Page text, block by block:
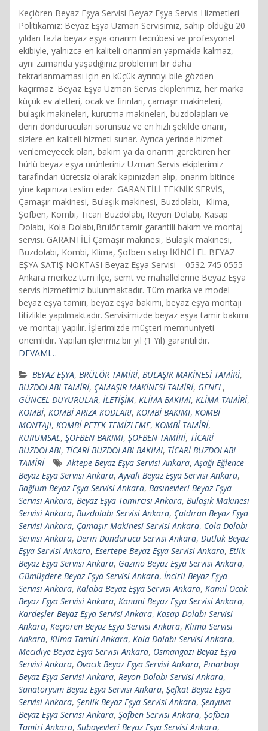
Keçiören Beyaz Eşya Servisi Beyaz Eşya Servis Hizmetleri
Politikamız: Beyaz Eşya Uzman Servisimiz, sahip olduğu 20
yıldan fazla beyaz eşya onarım tecrübesi ve profesyonel
ekibiyle, yalnızca en kaliteli onarımları yapmakla kalmaz,
aynı zamanda yaşadığınız problemin bir daha
tekrarlanmaması için en küçük ayrıntıyı bile gözden
kaçırmaz. Beyaz Eşya Uzman Servis ekiplerimiz, her marka
küçük ev aletleri, ocak ve fırınları, çamaşır makineleri,
bulaşık makineleri, kurutma makineleri, buzdolapları ve
derin dondurucuları sorunsuz ve en hızlı şekilde onarır,
sizlere en kaliteli hizmeti sunar. Ayrıca yerinde hizmet
verilemeyecek olan, bakım ya da onarım gerektiren her
hürlü beyaz eşya ürünleriniz Uzman Servis ekiplerimiz
tarafından ücretsiz olarak kapınızdan alıp, onarım bitince
yine kapınıza teslim eder. GARANTİLİ TEKNİK SERVİS,
Çamaşır makinesi, Bulaşık makinesi, Buzdolabı, Klima,
Şofben, Kombi, Ticari Buzdolabı, Reyon Dolabı, Kasap
Dolabı, Kola Dolabı,Brülör tamir garantili bakım ve montaj
servisi. GARANTİLİ Çamaşır makinesi, Bulaşık makinesi,
Buzdolabı, Kombi, Klima, Şofben satışı İKİNCİ EL BEYAZ
EŞYA SATIŞ NOKTASI Beyaz Eşya Servisi – 0532 745 0555
Ankara merkez tüm ilçe, semt ve mahallelerine Beyaz Eşya
servis hizmetimiz bulunmaktadır. Tüm marka ve model
beyaz eşya tamiri, beyaz eşya bakımı, beyaz eşya montajı
titizlikle yapılmaktadır. Servisimizde beyaz eşya tamir bakımı
ve montajı yapılır. İşlerimizde müşteri memnuniyeti
önemlidir. Yapılan işlerimiz bir yıl (1 Yıl) garantilidir.
DEVAMI…
BEYAZ EŞYA, BRÜLÖR TAMİRİ, BULAŞIK MAKİNESİ TAMİRİ,
BUZDOLABI TAMİRİ, ÇAMAŞIR MAKİNESİ TAMİRİ, GENEL,
GÜNCEL DUYURULAR, İLETİŞİM, KLİMA BAKIMI, KLİMA TAMİRİ,
KOMBİ, KOMBİ ARIZA KODLARI, KOMBİ BAKIMI, KOMBİ
MONTAJI, KOMBİ PETEK TEMİZLEME, KOMBİ TAMİRİ,
KURUMSAL, ŞOFBEN BAKIMI, ŞOFBEN TAMİRİ, TİCARİ
BUZDOLABI, TİCARİ BUZDOLABI BAKIMI, TİCARİ BUZDOLABI
TAMİRİ
Aktepe Beyaz Eşya Servisi Ankara,Aşağı Eğlence
Beyaz Eşya Servisi Ankara,Ayvalı Beyaz Eşya Servisi Ankara,
Bağlum Beyaz Eşya Servisi Ankara, Basınevleri Beyaz Eşya
Servisi Ankara, Beyaz Eşya Tamircisi Ankara, Bulaşık Makinesi
Servisi Ankara, Buzdolabı Servisi Ankara, Çaldıran Beyaz Eşya
Servisi Ankara, Çamaşır Makinesi Servisi Ankara, Cola Dolabı
Servisi Ankara, Derin Dondurucu Servisi Ankara, Dutluk Beyaz
Eşya Servisi Ankara, Esertepe Beyaz Eşya Servisi Ankara, Etlik
Beyaz Eşya Servisi Ankara, Gazino Beyaz Eşya Servisi Ankara,
Gümüşdere Beyaz Eşya Servisi Ankara, İncirli Beyaz Eşya
Servisi Ankara, Kalaba Beyaz Eşya Servisi Ankara, Kamil Ocak
Beyaz Eşya Servisi Ankara, Kanuni Beyaz Eşya Servisi Ankara,
Kardeşler Beyaz Eşya Servisi Ankara, Kasap Dolabı Servisi
Ankara, Keçiören Beyaz Eşya Servisi Ankara, Klima Servisi
Ankara, Klima Tamiri Ankara, Kola Dolabı Servisi Ankara,
Mecidiye Beyaz Eşya Servisi Ankara, Osmangazi Beyaz Eşya
Servisi Ankara, Ovacık Beyaz Eşya Servisi Ankara, Pınarbaşı
Beyaz Eşya Servisi Ankara, Reyon Dolabı Servisi Ankara,
Sanatoryum Beyaz Eşya Servisi Ankara, Şefkat Beyaz Eşya
Servisi Ankara, Şenlik Beyaz Eşya Servisi Ankara, Şenyuva
Beyaz Eşya Servisi Ankara, Şofben Servisi Ankara, Şofben
Tamiri Ankara, Subayevleri Beyaz Eşya Servisi Ankara,